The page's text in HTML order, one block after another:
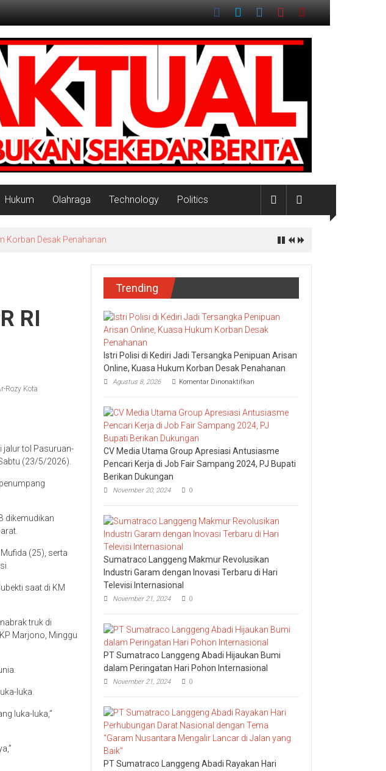
Hukum Olahraga Technology Politics
Korban Desak Penahanan
RI
Rozy Kota
jalur tol Pasuruan-
(23/5/2026).
dikemudikan
(25), serta
saat di KM
truk di
Marjono, Minggu
luka.
luka-luka,”
Trending
Istri Polisi di Kediri Jadi Tersangka Penipuan Arisan
Online, Kuasa Hukum Korban Desak Penahanan
Agustus 8, 2026 Komentar Dinonaktifkan
Polisi
Kediri
Jadi
Penipuan
Online,
Desak
CV Media Utama Group Apresiasi Antusiasme
Pencari Kerja di Job Fair Sampang 2024, PJ Bupati
Berikan Dukungan
November 20, 2024 0
Sumatraco Langgeng Makmur Revolusikan
Industri Garam dengan Inovasi Terbaru di Hari
Televisi Internasional
November 21, 2024 0
PT Sumatraco Langgeng Abadi Hijaukan Bumi
dalam Peringatan Hari Pohon Internasional
November 21, 2024 0
PT Sumatraco Langgeng Abadi Rayakan Hari